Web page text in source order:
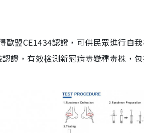
盟CE1434認證，可供民眾進行自
證，有效檢測新冠病毒變種毒株，